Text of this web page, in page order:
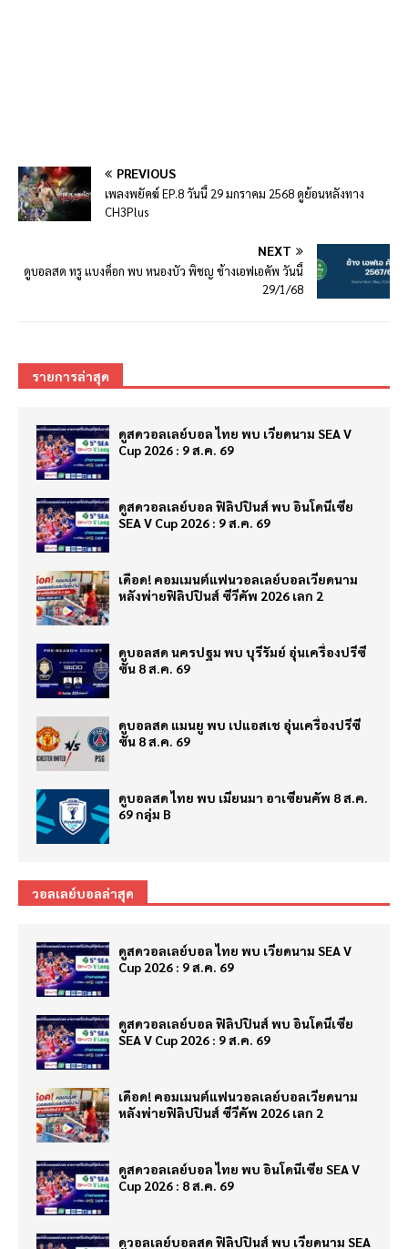
PREVIOUS
เพลงพยัคฆ์ EP.8 วันนี้ 29 มกราคม 2568 ดูย้อนหลังทาง
CH3Plus
NEXT
ดูบอลสด ทรู แบงค็อก พบ หนองบัว พิชญ ช้างเอฟเอคัพ วันนี้
29/1/68
รายการล่าสุด
ดูสดวอลเลย์บอล ไทย พบ เวียดนาม SEA V
Cup 2026 : 9 ส.ค. 69
ดูสดวอลเลย์บอล ฟิลิปปินส์ พบ อินโดนีเซีย
SEA V Cup 2026 : 9 ส.ค. 69
เดือด! คอมเมนต์แฟนวอลเลย์บอลเวียดนาม
หลังพ่ายฟิลิปปินส์ ซีวีคัพ 2026 เลก 2
ดูบอลสด นครปฐม พบ บุรีรัมย์ อุ่นเครื่องปรีซี
ซั่น 8 ส.ค. 69
ดูบอลสด แมนยู พบ เปแอสเช อุ่นเครื่องปรีซี
ซั่น 8 ส.ค. 69
ดูบอลสด ไทย พบ เมียนมา อาเซียนคัพ 8 ส.ค.
69 กลุ่ม B
วอลเลย์บอลล่าสุด
ดูสดวอลเลย์บอล ไทย พบ เวียดนาม SEA V
Cup 2026 : 9 ส.ค. 69
ดูสดวอลเลย์บอล ฟิลิปปินส์ พบ อินโดนีเซีย
SEA V Cup 2026 : 9 ส.ค. 69
เดือด! คอมเมนต์แฟนวอลเลย์บอลเวียดนาม
หลังพ่ายฟิลิปปินส์ ซีวีคัพ 2026 เลก 2
ดูสดวอลเลย์บอล ไทย พบ อินโดนีเซีย SEA V
Cup 2026 : 8 ส.ค. 69
ดูวอลเลย์บอลสด ฟิลิปปินส์ พบ เวียดนาม SEA